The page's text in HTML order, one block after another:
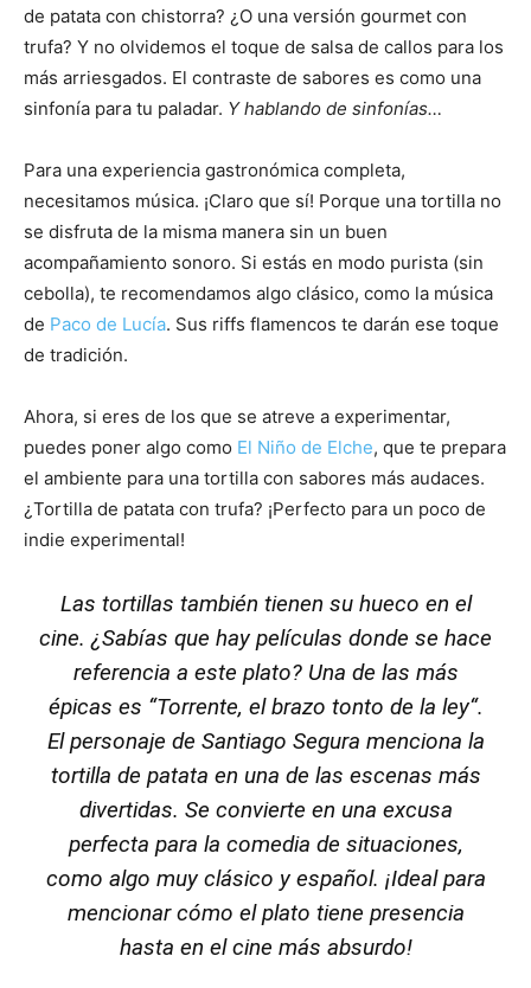
de patata con chistorra? ¿O una versión gourmet con
trufa? Y no olvidemos el toque de salsa de callos para los
más arriesgados. El contraste de sabores es como una
sinfonía para tu paladar. Y hablando de sinfonías…
Para una experiencia gastronómica completa,
necesitamos música. ¡Claro que sí! Porque una tortilla no
se disfruta de la misma manera sin un buen
acompañamiento sonoro. Si estás en modo purista (sin
cebolla), te recomendamos algo clásico, como la música
de Paco de Lucía. Sus riffs flamencos te darán ese toque
de tradición.
Ahora, si eres de los que se atreve a experimentar,
puedes poner algo como El Niño de Elche, que te prepara
el ambiente para una tortilla con sabores más audaces.
¿Tortilla de patata con trufa? ¡Perfecto para un poco de
indie experimental!
Las tortillas también tienen su hueco en el
cine. ¿Sabías que hay películas donde se hace
referencia a este plato? Una de las más
épicas es “Torrente, el brazo tonto de la ley“.
El personaje de Santiago Segura menciona la
tortilla de patata en una de las escenas más
divertidas. Se convierte en una excusa
perfecta para la comedia de situaciones,
como algo muy clásico y español. ¡Ideal para
mencionar cómo el plato tiene presencia
hasta en el cine más absurdo!